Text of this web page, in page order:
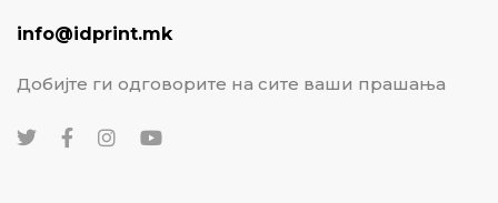
info@idprint.mk
Добијте ги одговорите на сите ваши прашања